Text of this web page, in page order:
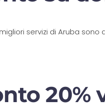
servizi di Aruba